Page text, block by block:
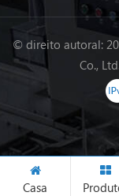
almofadas,
embalagem de
máquinas de
© direito autoral:
Co.,
Casa